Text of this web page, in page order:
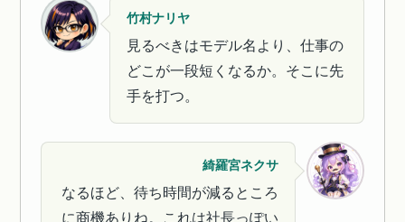
竹村ナリヤ
見るべきはモデル名より、仕事の
どこが一段短くなるか。そこに先
手を打つ。
綺羅宮ネクサ
なるほど、待ち時間が減るところ
に商機ありね。これは社長っぽい